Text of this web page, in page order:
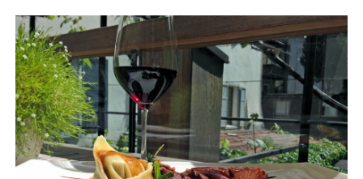
15
FÜR
BARS,
BEISL
&
BIERGÄRTEN